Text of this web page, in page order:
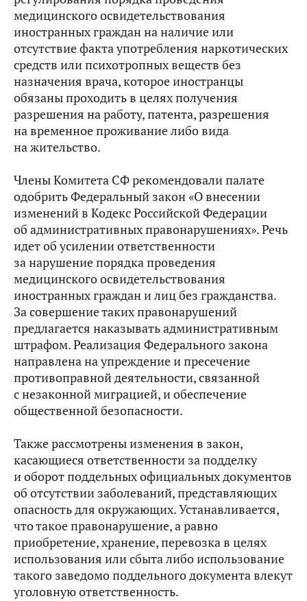
медицинского освидетельствования
иностранных граждан на наличие или
отсутствие факта употребления наркотических
средств или психотропных веществ без
назначения врача, которое иностранцы
обязаны проходить в целях получения
разрешения на работу, патента, разрешения
на временное проживание либо вида
на жительство.
Члены Комитета СФ рекомендовали палате
одобрить Федеральный закон «О внесении
изменений в Кодекс Российской Федерации
об административных правонарушениях». Речь
идет об усилении ответственности
за нарушение порядка проведения
медицинского освидетельствования
иностранных граждан и лиц без гражданства.
За совершение таких правонарушений
предлагается наказывать административным
штрафом. Реализация Федерального закона
направлена на упреждение и пресечение
противоправной деятельности, связанной
с незаконной миграцией, и обеспечение
общественной безопасности.
Также рассмотрены изменения в закон,
касающиеся ответственности за подделку
и оборот поддельных официальных документов
об отсутствии заболеваний, представляющих
опасность для окружающих. Устанавливается,
что такое правонарушение, а равно
приобретение, хранение, перевозка в целях
использования или сбыта либо использование
такого заведомо поддельного документа влекут
уголовную ответственность.